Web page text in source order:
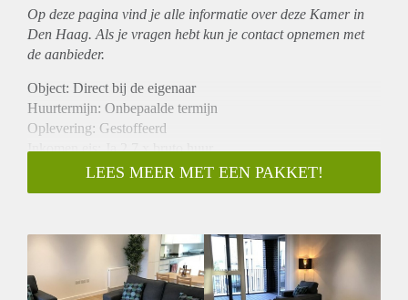
Op deze pagina vind je alle informatie over deze Kamer in
Den Haag. Als je vragen hebt kun je contact opnemen met
de aanbieder.
Object: Direct bij de eigenaar
Huurtermijn: Onbepaalde termijn
Oplevering: Gestoffeerd
Inkomen eis: Ja 2,7 x bruto huur
Garantiestelling mogelijk: Ja
Borg: 1 maand
Gedeelde keuken: Nee
Gedeelde Douche: Nee
Gedeelde woonkamer: Nee
LEES MEER MET EEN PAKKET!